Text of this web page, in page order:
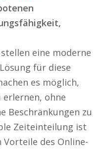
eine moderne
für diese
es möglich,
erlernen, ohne
Beschränkungen zu
Zeiteinteilung ist
des Online-